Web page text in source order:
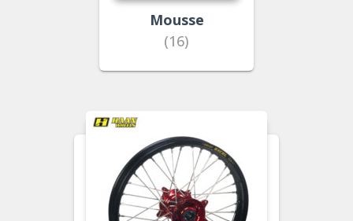
Mousse
(16)